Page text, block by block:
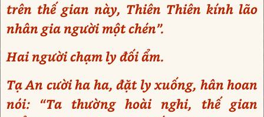
trên thế gian này, Thiên Thiên kính lão
nhân gia người một chén”.
Hai người chạm ly đối ẩm.
Tạ An cười ha ha, đặt ly xuống, hân hoan
nói: “Ta thường hoài nghi, thế gian